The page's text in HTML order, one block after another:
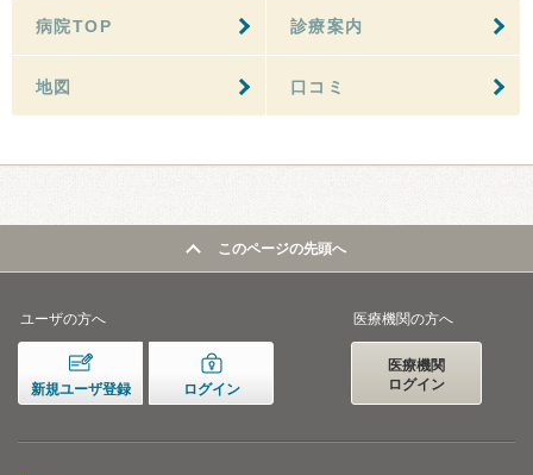
病院TOP 診療案内
地図 口コミ
このページの先頭へ
ユーザの方へ
新規ユーザ登録 ログイン
医療機関の方へ
医療機関
ログイン